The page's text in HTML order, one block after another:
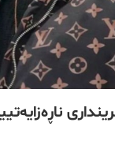
ساڵی ٢٧١٨